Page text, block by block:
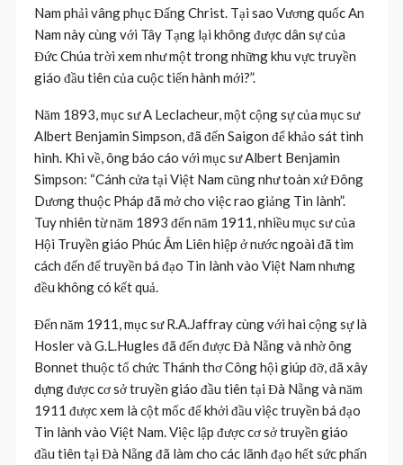
Nam phải vâng phục Đấng Christ. Tại sao Vương quốc An
Nam này cùng với Tây Tạng lại không được dân sự của
Đức Chúa trời xem như một trong những khu vực truyền
giáo đầu tiên của cuộc tiến hành mới?”.
Năm 1893, mục sư A Leclacheur, một cộng sự của mục sư
Albert Benjamin Simpson, đã đến Saigon để khảo sát tình
hình. Khi về, ông báo cáo với mục sư Albert Benjamin
Simpson: “Cánh cửa tại Việt Nam cũng như toàn xứ Đông
Dương thuộc Pháp đã mở cho việc rao giảng Tin lành”.
Tuy nhiên từ năm 1893 đến năm 1911, nhiều mục sư của
Hội Truyền giáo Phúc Âm Liên hiệp ở nước ngoài đã tìm
cách đến để truyền bá đạo Tin lành vào Việt Nam nhưng
đều không có kết quả.
Đến năm 1911, mục sư R.A.Jaffray cùng với hai cộng sự là
Hosler và G.L.Hugles đã đến được Đà Nẵng và nhờ ông
Bonnet thuộc tổ chức Thánh thơ Công hội giúp đỡ, đã xây
dựng được cơ sở truyền giáo đầu tiên tại Đà Nẵng và năm
1911 được xem là cột mốc để khởi đầu việc truyền bá đạo
Tin lành vào Việt Nam. Việc lập được cơ sở truyền giáo
đầu tiên tại Đà Nẵng đã làm cho các lãnh đạo hết sức phấn